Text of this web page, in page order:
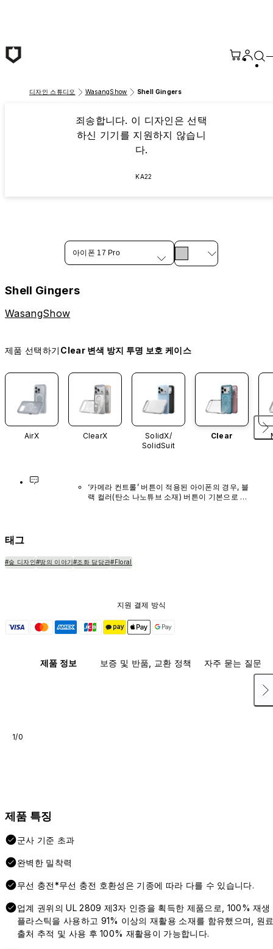
디자인 스튜디오 WasangShow Shell Gingers
죄송합니다. 이 디자인은 선택
하신 기기를 지원하지 않습니
다.
KA22
아이폰 17 Pro
Shell Gingers
WasangShow
제품 선택하기 Clear 변색 방지 투명 보호 케이스
AirX ClearX
SolidX/
SolidSuit
Clear
‘카메라 컨트롤’ 버튼이 적용된 아이폰의 경우, 블
랙 컬러(탄소 나노튜브 소재) 버튼이 기본으로 장
태그
#숲 디자인#땅의 이야기#조화 담당관#Floral
지원 결제 방식
제품 정보 보증 및 반품, 교환 정책 자주 묻는 질문
1/0
제품 특징
군사 기준 초과
완벽한 밀착력
무선 충전*무선 충전 호환성은 기종에 따라 다를 수 있습니다.
업계 권위의 UL 2809 제3자 인증을 획득한 제품으로, 100% 재생
플라스틱을 사용하고 91% 이상의 재활용 소재를 함유했으며, 원
출처 추적 및 사용 후 100% 재활용이 가능합니다.